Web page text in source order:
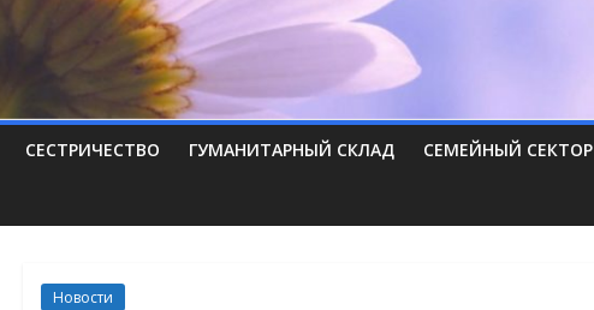
СЕСТРИЧЕСТВО ГУМАНИТАРНЫЙ СКЛАД СЕМЕЙНЫЙ СЕКТОР
Новости